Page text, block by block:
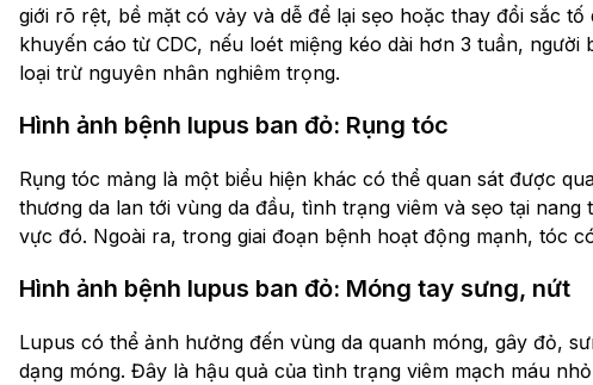
giới rõ rệt, bề mặt có vảy và dễ để lại sẹo hoặc thay đổi sắc
khuyến cáo từ CDC, nếu loét miệng kéo dài hơn 3 tuần,
loại trừ nguyên nhân nghiêm trọng.
Hình ảnh bệnh lupus ban đỏ: Rụng tóc
Rụng tóc mảng là một biểu hiện khác có thể quan sát được
thương da lan tới vùng da đầu, tình trạng viêm và sẹo tại
vực đó. Ngoài ra, trong giai đoạn bệnh hoạt động mạnh, tóc
Hình ảnh bệnh lupus ban đỏ: Móng tay sưng, nứt
Lupus có thể ảnh hưởng đến vùng da quanh móng, gây đỏ,
dạng móng. Đây là hậu quả của tình trạng viêm mạch máu